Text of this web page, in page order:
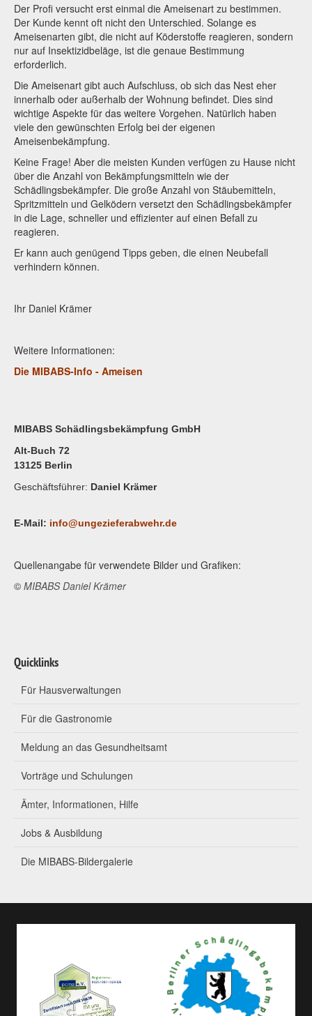
Der Profi versucht erst einmal die Ameisenart zu bestimmen.
Der Kunde kennt oft nicht den Unterschied. Solange es
Ameisenarten gibt, die nicht auf Köderstoffe reagieren, sondern
nur auf Insektizidbeläge, ist die genaue Bestimmung
erforderlich.
Die Ameisenart gibt auch Aufschluss, ob sich das Nest eher
innerhalb oder außerhalb der Wohnung befindet. Dies sind
wichtige Aspekte für das weitere Vorgehen. Natürlich haben
viele den gewünschten Erfolg bei der eigenen
Ameisenbekämpfung.
Keine Frage! Aber die meisten Kunden verfügen zu Hause nicht
über die Anzahl von Bekämpfungsmitteln wie der
Schädlingsbekämpfer. Die große Anzahl von Stäubemitteln,
Spritzmitteln und Gelködern versetzt den Schädlingsbekämpfer
in die Lage, schneller und effizienter auf einen Befall zu
reagieren.
Er kann auch genügend Tipps geben, die einen Neubefall
verhindern können.
Ihr Daniel Krämer
Weitere Informationen:
Die MIBABS-Info - Ameisen
MIBABS Schädlingsbekämpfung GmbH
Alt-Buch 72
13125 Berlin
Geschäftsführer: Daniel Krämer
E-Mail: info@ungezieferabwehr.de
Quellenangabe für verwendete Bilder und Grafiken:
© MIBABS Daniel Krämer
Quicklinks
Für Hausverwaltungen
Für die Gastronomie
Meldung an das Gesundheitsamt
Vorträge und Schulungen
Ämter, Informationen, Hilfe
Jobs & Ausbildung
Die MIBABS-Bildergalerie